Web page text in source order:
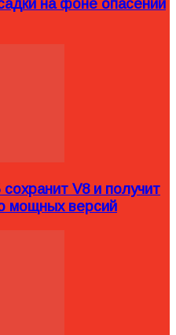
V8 и получит
мощных версий